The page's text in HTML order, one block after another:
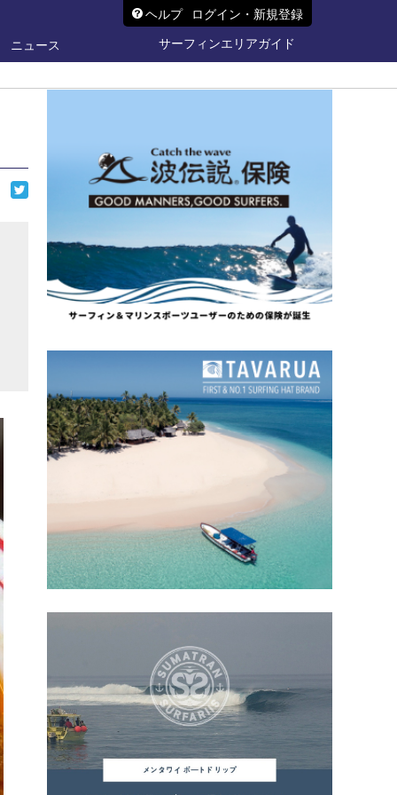
ヘルプ ログイン・新規登録
ニュース
サーフィンエリアガイド